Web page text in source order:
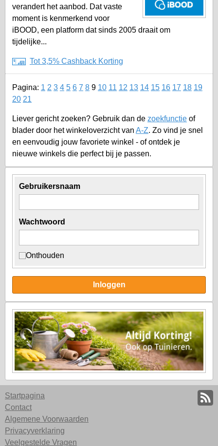
Gebruikersnaam
Wachtwoord
Onthouden
Inloggen
verandert het aanbod. Dat vaste
moment is kenmerkend voor
iBOOD, een platform dat sinds 2005 draait om
tijdelijke...
Tot 3,5% Cashback Korting
Pagina: 1 2 3 4 5 6 7 8 9 10 11 12 13 14 15 16 17 18 19
20 21
Liever gericht zoeken? Gebruik dan de zoekfunctie of
blader door het winkeloverzicht van A-Z. Zo vind je snel
en eenvoudig jouw favoriete winkel - of ontdek je
nieuwe winkels die perfect bij je passen.
Startpagina
Contact
Algemene Voorwaarden
Privacyverklaring
Veelgestelde Vragen